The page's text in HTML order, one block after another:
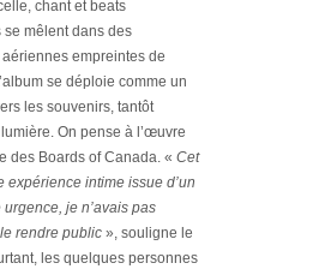
chant et beats
mêlent dans des
empreintes de
se déploie comme un
les souvenirs, tantôt
On pense à l’œuvre
des Boards of Canada. « Cet
expérience intime issue d’un
urgence, je n’avais pas
rendre public », souligne le
les quelques personnes